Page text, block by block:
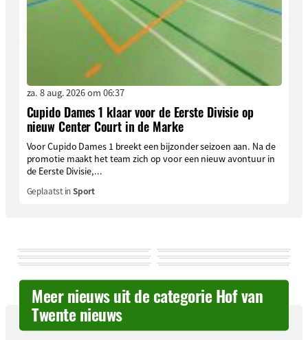
za. 8 aug. 2026 om 06:37
Cupido Dames 1 klaar voor de Eerste Divisie op
nieuw Center Court in de Marke
Voor Cupido Dames 1 breekt een bijzonder seizoen aan. Na de
promotie maakt het team zich op voor een nieuw avontuur in
de Eerste Divisie,...
Geplaatst inSport
Meer nieuws uit de categorie Hof van
Twente nieuws